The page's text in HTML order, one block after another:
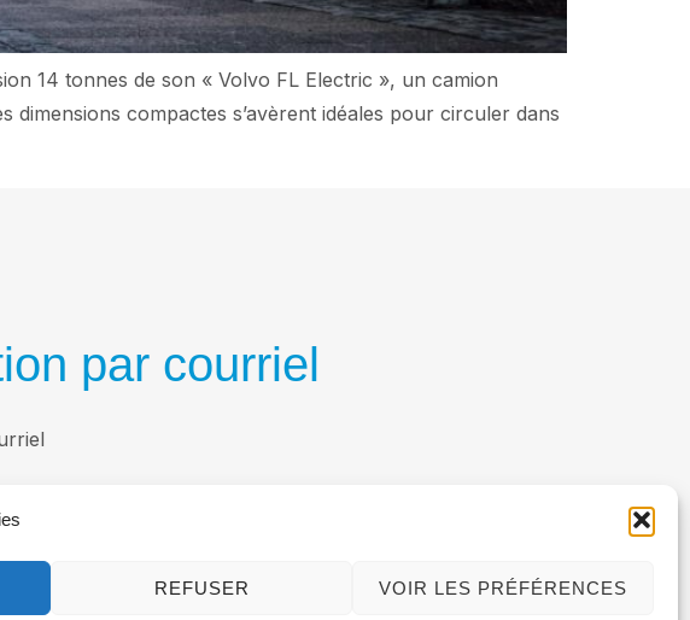
REFUSER VOIR LES PRÉFÉRENCES
14 tonnes de son « Volvo FL Electric », un camion
compactes s’avèrent idéales pour circuler dans
par courriel